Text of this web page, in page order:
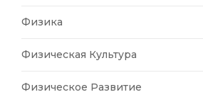
Физика
Физическая Культура
Физическое Развитие